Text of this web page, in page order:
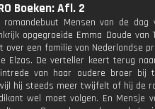
Boeken: Afl. 2
romandebuut Mensen van de dag
opgegroeide Emma Doude van
over een familie van Nederlandse
Elzas. De verteller keert terug
van haar oudere broer bij
hij steeds meer twijfelt of hij de
wel moet volgen. En Mensje